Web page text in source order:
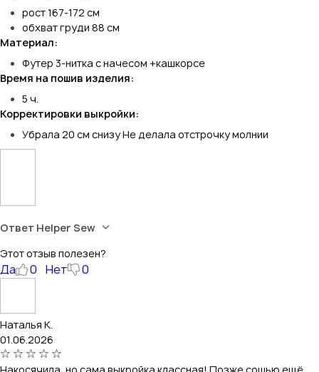
рост 167-172 см
обхват груди 88 см
Материал:
Футер 3-нитка с начесом +кашкорсе
Время на пошив изделия:
5 ч.
Корректировки выкройки:
Убрала 20 см снизу Не делала отстрочку молнии
Ответ Helper Sew
Этот отзыв полезен?
Да 0 Нет 0
Наталья К.
01.06.2026